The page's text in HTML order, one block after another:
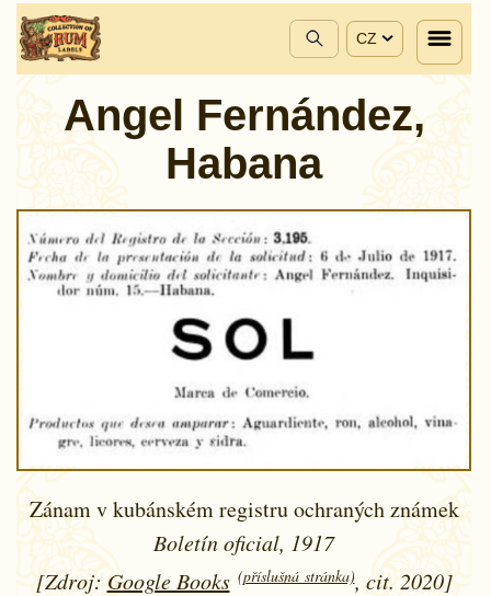
CZ
Angel Fernández,
Habana
Zánam v kubánském registru ochraných známek
Boletín oficial, 1917
[Zdroj: Google Books (příslušná stránka), cit. 2020]